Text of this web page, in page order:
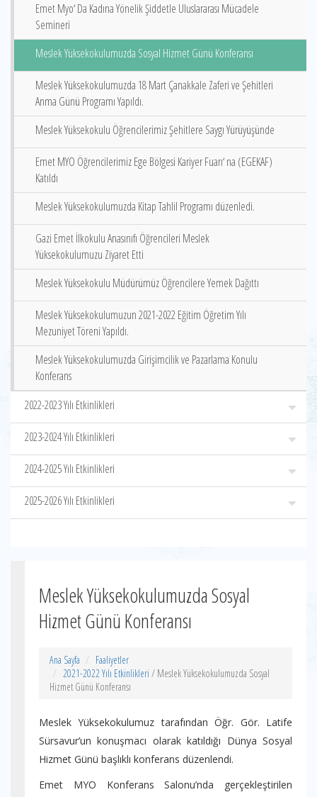
Emet Myo‘ Da Kadına Yönelik Şiddetle Uluslararası Mücadele
Semineri
Meslek Yüksekokulumuzda Sosyal Hizmet Günü Konferansı
Meslek Yüksekokulumuzda 18 Mart Çanakkale Zaferi ve Şehitleri
Anma Günü Programı Yapıldı.
Meslek Yüksekokulu Öğrencilerimiz Şehitlere Saygı Yürüyüşünde
Emet MYO Öğrencilerimiz Ege Bölgesi Kariyer Fuarı‘ na (EGEKAF)
Katıldı
Meslek Yüksekokulumuzda Kitap Tahlil Programı düzenledi.
Gazi Emet İlkokulu Anasınıfı Öğrencileri Meslek
Yüksekokulumuzu Ziyaret Etti
Meslek Yüksekokulu Müdürümüz Öğrencilere Yemek Dağıttı
Meslek Yüksekokulumuzun 2021-2022 Eğitim Öğretim Yılı
Mezuniyet Töreni Yapıldı.
Meslek Yüksekokulumuzda Girişimcilik ve Pazarlama Konulu
Konferans
2022-2023 Yılı Etkinlikleri
2023-2024 Yılı Etkinlikleri
2024-2025 Yılı Etkinlikleri
2025-2026 Yılı Etkinlikleri
Meslek Yüksekokulumuzda Sosyal
Hizmet Günü Konferansı
Ana Sayfa
Faaliyetler
2021-2022 Yılı Etkinlikleri / Meslek Yüksekokulumuzda Sosyal
Hizmet Günü Konferansı
Meslek Yüksekokulumuz tarafından Öğr. Gör. Latife
Sürsavur’un konuşmacı olarak katıldığı Dünya Sosyal
Hizmet Günü başlıklı konferans düzenlendi.
Emet MYO Konferans Salonu’nda gerçekleştirilen